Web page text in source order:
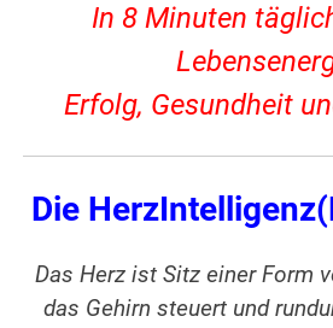
In 8 Minuten
Erfolg, Gesundheit
Die
Das Herz ist Sitz einer Form
das Gehirn steuert und